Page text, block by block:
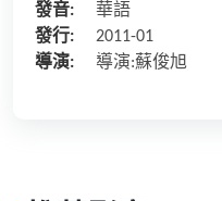
發音:
華語
發行:
2011-01
導演:
導演:蘇俊旭